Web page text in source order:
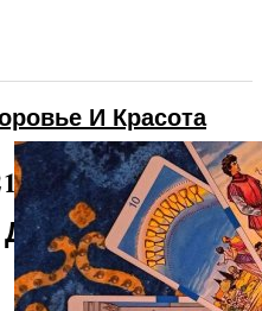
И Красота
Трендовые
Ногтей.